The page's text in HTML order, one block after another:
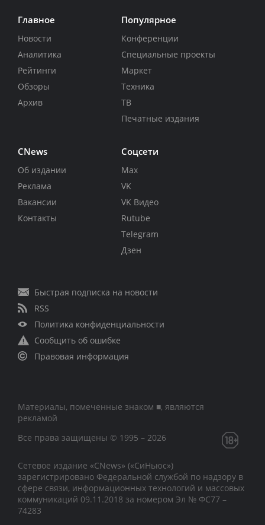
Главное
Новости
Аналитика
Рейтинги
Обзоры
Архив
Популярное
Конференции
Специальные проекты
Маркет
Техника
ТВ
Печатные издания
CNews
Об издании
Реклама
Вакансии
Контакты
Соцсети
Max
VK
VK Видео
Rutube
Telegram
Дзен
Быстрая подписка на новости
RSS
Политика конфиденциальности
Сообщить об ошибке
Правовая информация
Материалы, помеченные знаком ■, являются
рекламой
Все права защищены © 1995 – 2026
Сетевое издание «CNews» («СиНьюс»)
зарегистрировано Федеральной службой по надзору в
сфере связи, информационных технологий и массовых
коммуникаций 09.11.2018 за номером Эл № ФС77 –
74283